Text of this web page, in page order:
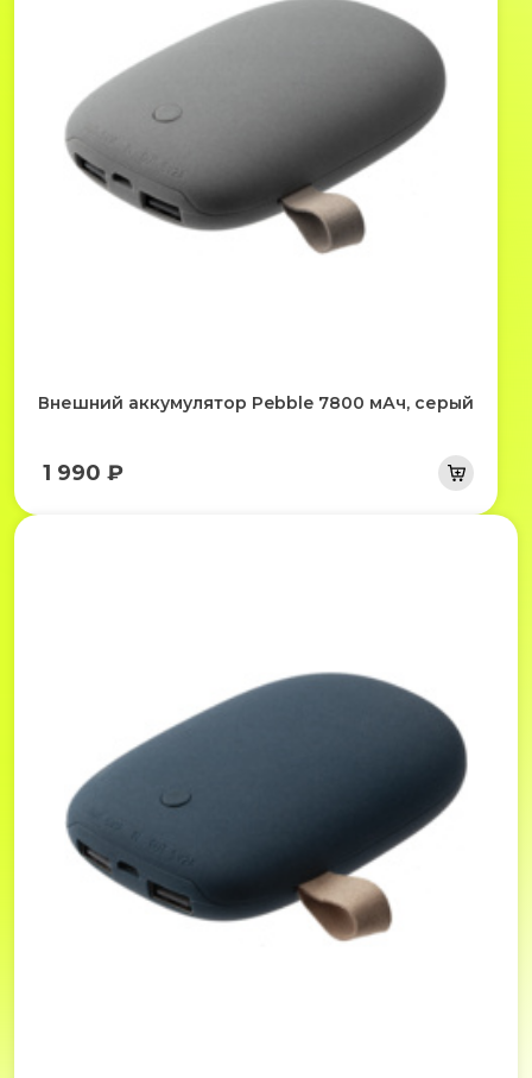
Внешний аккумулятор Pebble 7800 мАч, серый
1 990 ₽